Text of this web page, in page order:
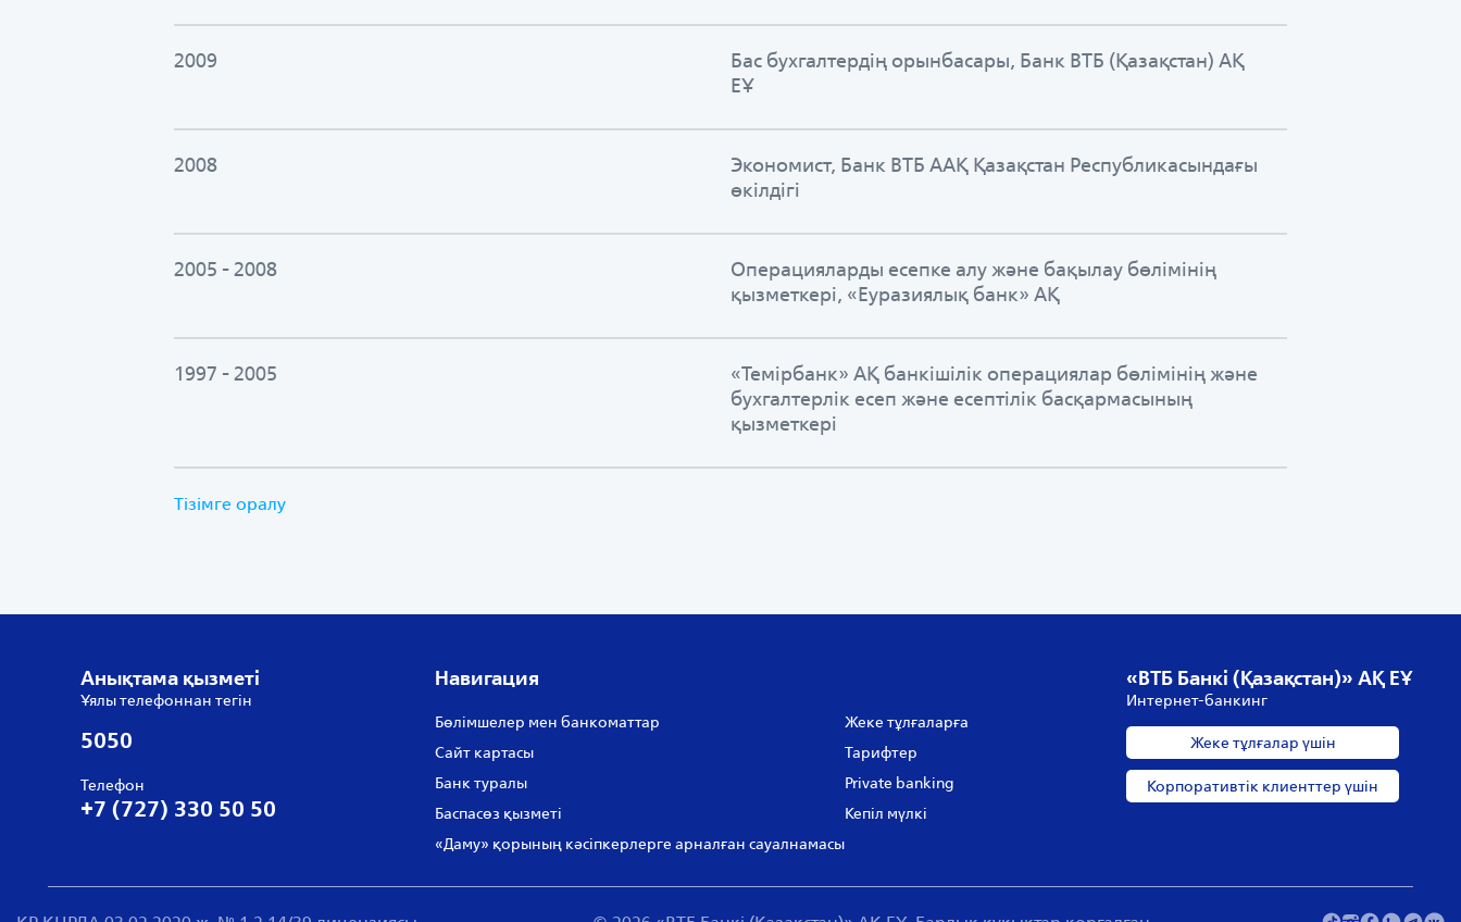
2009
Бас бухгалтердің орынбасары, Банк ВТБ (Қазақстан) АҚ
ЕҰ
2008
Экономист, Банк ВТБ ААҚ Қазақстан Республикасындағы
өкілдігі
2005 - 2008
Операцияларды есепке алу және бақылау бөлімінің
қызметкері, «Еуразиялық банк» АҚ
1997 - 2005
«Темірбанк» АҚ банкішілік операциялар бөлімінің және
бухгалтерлік есеп және есептілік басқармасының
қызметкері
Тізімге оралу
Анықтама қызметі
Ұялы телефоннан тегін
5050
Телефон
+7 (727) 330 50 50
Навигация
Бөлімшелер мен банкоматтар
Сайт картасы
Банк туралы
Баспасөз қызметі
«Даму» қорының кәсіпкерлерге арналған сауалнамасы
Жеке тұлғаларға
Тарифтер
Private banking
Кепіл мүлкі
«ВТБ Банкі (Қазақстан)» АҚ ЕҰ
Интернет-банкинг
Жеке тұлғалар үшін
Корпоративтік клиенттер үшін